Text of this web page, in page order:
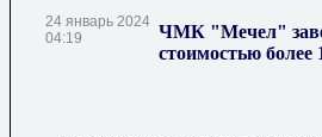
24 январь 2024
04:19
ЧМК "Мечел"
стоимостью более